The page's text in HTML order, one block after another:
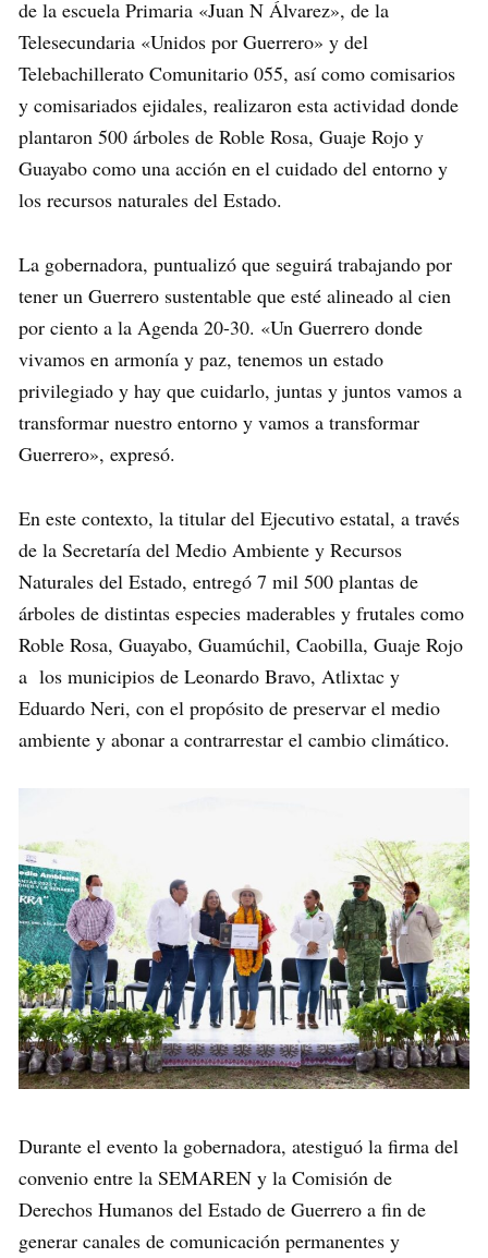
de la escuela Primaria «Juan N Álvarez», de la
Telesecundaria «Unidos por Guerrero» y del
Telebachillerato Comunitario 055, así como comisarios
y comisariados ejidales, realizaron esta actividad donde
plantaron 500 árboles de Roble Rosa, Guaje Rojo y
Guayabo como una acción en el cuidado del entorno y
los recursos naturales del Estado.
La gobernadora, puntualizó que seguirá trabajando por
tener un Guerrero sustentable que esté alineado al cien
por ciento a la Agenda 20-30. «Un Guerrero donde
vivamos en armonía y paz, tenemos un estado
privilegiado y hay que cuidarlo, juntas y juntos vamos a
transformar nuestro entorno y vamos a transformar
Guerrero», expresó.
En este contexto, la titular del Ejecutivo estatal, a través
de la Secretaría del Medio Ambiente y Recursos
Naturales del Estado, entregó 7 mil 500 plantas de
árboles de distintas especies maderables y frutales como
Roble Rosa, Guayabo, Guamúchil, Caobilla, Guaje Rojo
a los municipios de Leonardo Bravo, Atlixtac y
Eduardo Neri, con el propósito de preservar el medio
ambiente y abonar a contrarrestar el cambio climático.
Durante el evento la gobernadora, atestiguó la firma del
convenio entre la SEMAREN y la Comisión de
Derechos Humanos del Estado de Guerrero a fin de
generar canales de comunicación permanentes y